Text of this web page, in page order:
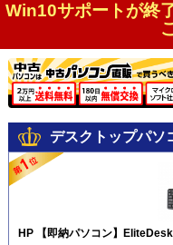
Win10サポートが終
デスクトップパソ
HP 【即納パソコン】